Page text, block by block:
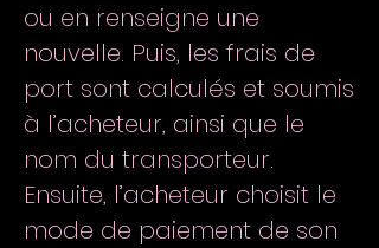
ou en renseigne une
nouvelle. Puis, les frais de
port sont calculés et soumis
à l’acheteur, ainsi que le
nom du transporteur.
Ensuite, l’acheteur choisit le
mode de paiement de son